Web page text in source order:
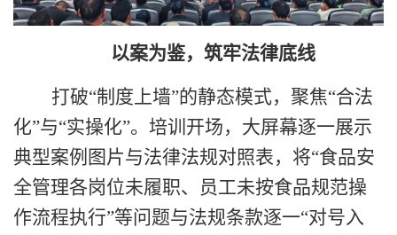
以案为鉴，筑牢法律底线
打破“制度上墙”的静态模式，聚焦“合法
化”与“实操化”。培训开场，大屏幕逐一展示
典型案例图片与法律法规对照表，将“食品安
全管理各岗位未履职、员工未按食品规范操
作流程执行”等问题与法规条款逐一“对号入